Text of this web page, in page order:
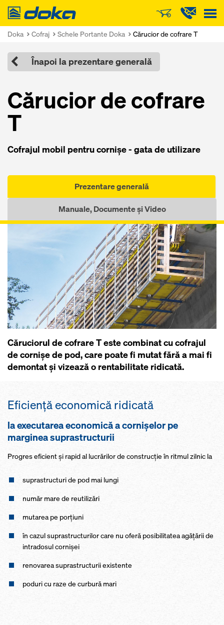
Doka
Doka Cofraj Schele Portante Doka Cărucior de cofrare T
Înapoi la prezentare generală
Cărucior de cofrare
T
Cofrajul mobil pentru cornişe - gata de utilizare
Prezentare generală
Manuale, Documente și Video
Căruciorul de cofrare T este combinat cu cofrajul
de cornişe de pod, care poate fi mutat fără a mai fi
demontat şi vizează o rentabilitate ridicată.
Eficienţă economică ridicată
la executarea economică a cornișelor pe
marginea suprastructurii
Progres eficient şi rapid al lucrărilor de construcţie în ritmul zilnic la
suprastructuri de pod mai lungi
număr mare de reutilizări
mutarea pe porţiuni
în cazul suprastructurilor care nu oferă posibilitatea agăţării de
intradosul cornișei
renovarea suprastructurii existente
poduri cu raze de curbură mari